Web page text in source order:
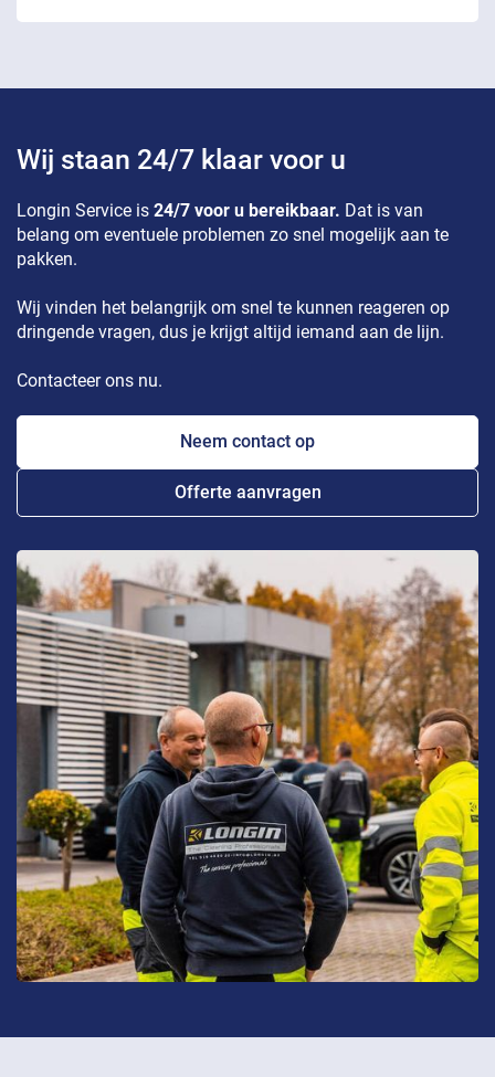
Wij staan 24/7 klaar voor u
Longin Service is 24/7 voor u bereikbaar. Dat is van
belang om eventuele problemen zo snel mogelijk aan te
pakken.
Wij vinden het belangrijk om snel te kunnen reageren op
dringende vragen, dus je krijgt altijd iemand aan de lijn.
Contacteer ons nu.
Neem contact op
Offerte aanvragen